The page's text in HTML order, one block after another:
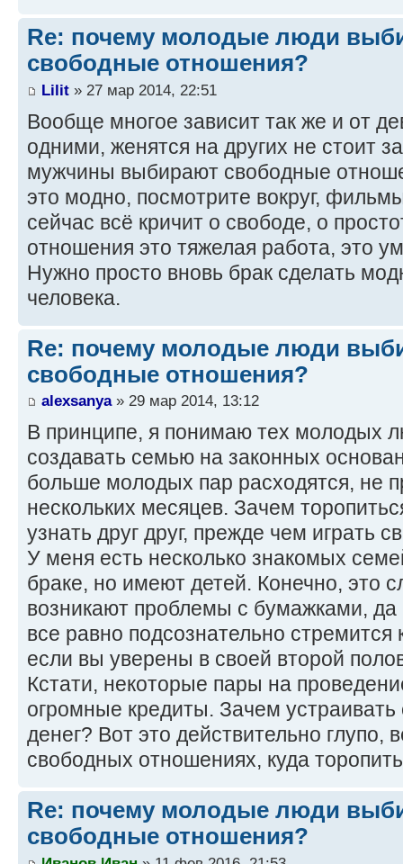
Re: почему молодые люди
свободные отношения?
Lilit » 27 мар 2014, 22:51
Вообще многое зависит так же и от
одними, женятся на других не стоит
мужчины выбирают свободные
это модно, посмотрите вокруг,
сейчас всё кричит о свободе, о
отношения это тяжелая работа, это
Нужно просто вновь брак сделать
человека.
Re: почему молодые люди
свободные отношения?
alexsanya» 29 мар 2014, 13:12
В принципе, я понимаю тех молодых
создавать семью на законных
больше молодых пар расходятся, не
нескольких месяцев. Зачем
узнать друг друг, прежде чем играть
У меня есть несколько знакомых
браке, но имеют детей. Конечно, это
возникают проблемы с бумажками, да
все равно подсознательно
если вы уверены в своей второй
Кстати, некоторые пары на
огромные кредиты. Зачем устраивать
денег? Вот это действительно глупо,
свободных отношениях, куда
Re: почему молодые люди
свободные отношения?